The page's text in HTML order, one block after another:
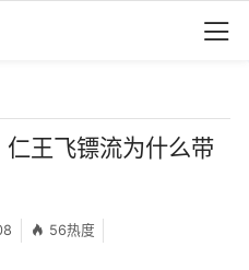
王飞镖流为什么带
56热度